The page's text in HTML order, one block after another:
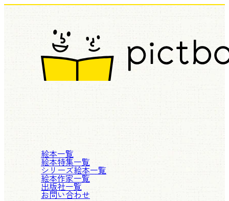
絵本一覧
絵本特集一覧
シリーズ絵本一覧
絵本作家一覧
出版社一覧
お問い合わせ